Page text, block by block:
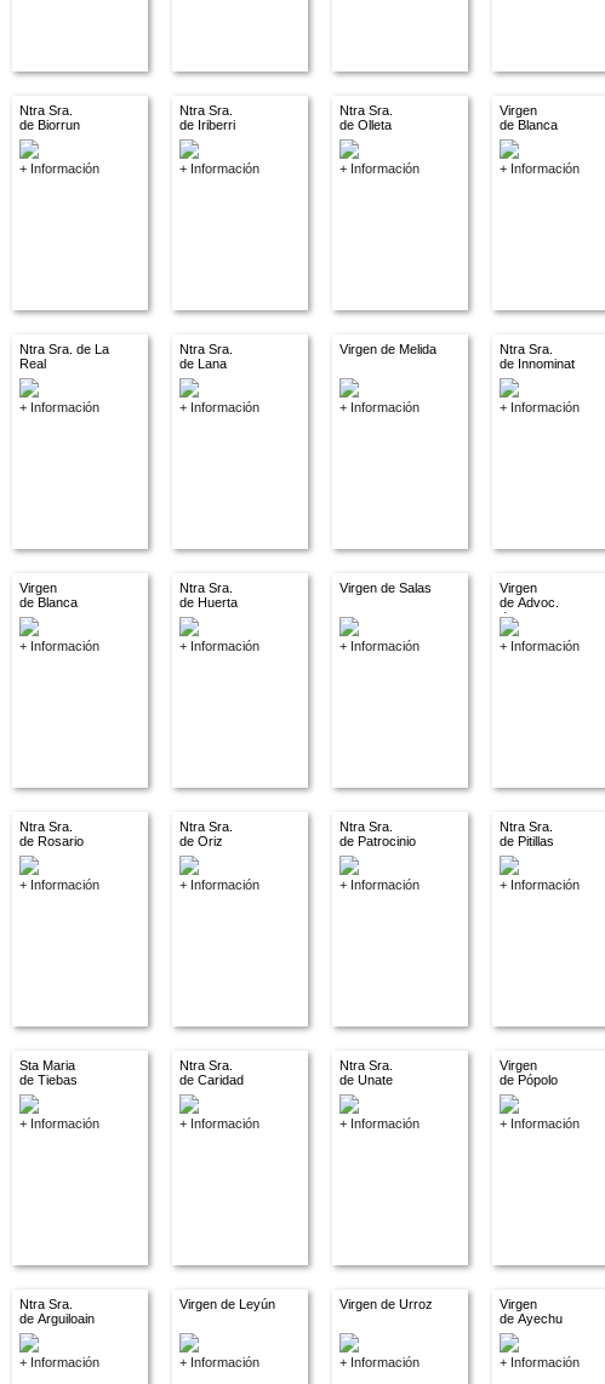
Ntra Sra.
de Biorrun
+ Información
Ntra Sra.
de Iriberri
+ Información
Ntra Sra.
de Olleta
+ Información
Virgen
de Blanca
+ Información
Ntra Sra. de La
Real
+ Información
Ntra Sra.
de Lana
+ Información
Virgen de Melida
+ Información
Ntra Sra.
de Innominat
+ Información
Virgen
de Blanca
+ Información
Ntra Sra.
de Huerta
+ Información
Virgen de Salas
+ Información
Virgen
de Advoc.
descon.
+ Información
Ntra Sra.
de Rosario
+ Información
Ntra Sra.
de Oriz
+ Información
Ntra Sra.
de Patrocinio
+ Información
Ntra Sra.
de Pitillas
+ Información
Sta Maria
de Tiebas
+ Información
Ntra Sra.
de Caridad
+ Información
Ntra Sra.
de Unate
+ Información
Virgen
de Pópolo
+ Información
Ntra Sra.
de Arguiloain
+ Información
Virgen de Leyún
+ Información
Virgen de Urroz
+ Información
Virgen
de Ayechu
+ Información